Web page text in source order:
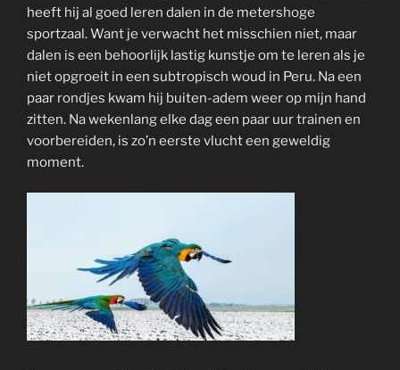
heeft hij al goed leren dalen in de metershoge
sportzaal. Want je verwacht het misschien niet, maar
dalen is een behoorlijk lastig kunstje om te leren als je
niet opgroeit in een subtropisch woud in Peru. Na een
paar rondjes kwam hij buiten-adem weer op mijn hand
zitten. Na wekenlang elke dag een paar uur trainen en
voorbereiden, is zo’n eerste vlucht een geweldig
moment.